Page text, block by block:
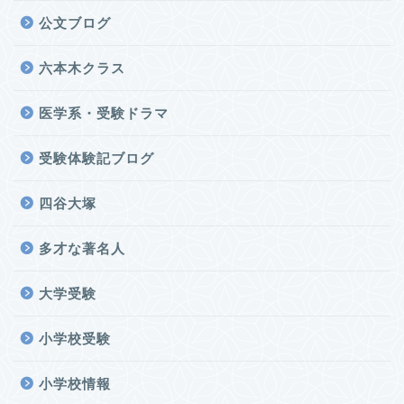
公文ブログ
六本木クラス
医学系・受験ドラマ
受験体験記ブログ
四谷大塚
多才な著名人
大学受験
小学校受験
小学校情報